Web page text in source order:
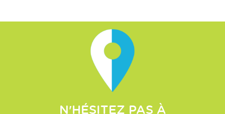
N'HÉSITEZ PAS À